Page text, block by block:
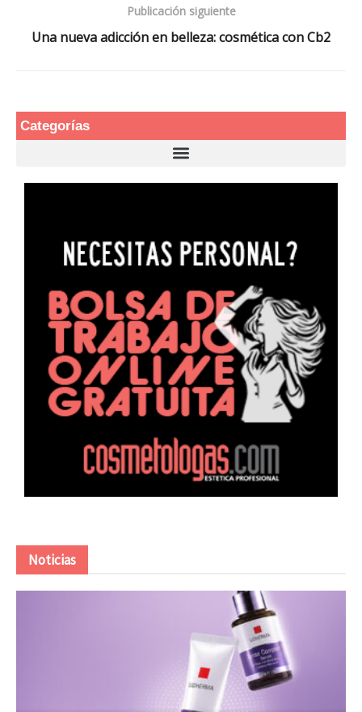
Publicación siguiente
Una nueva adicción en belleza: cosmética con Cb2
Categorías
Noticias